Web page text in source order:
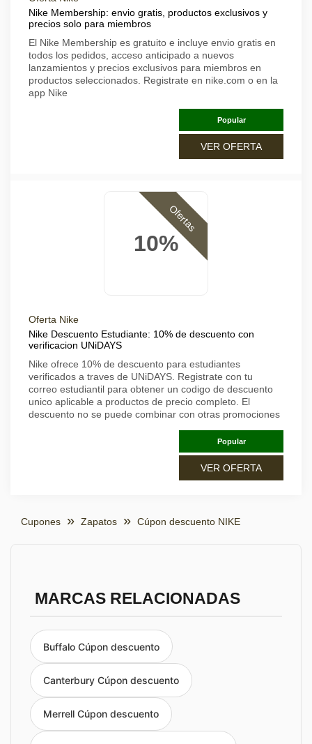
Nike Membership: envio gratis, productos exclusivos y
precios solo para miembros
El Nike Membership es gratuito e incluye envio gratis en
todos los pedidos, acceso anticipado a nuevos
lanzamientos y precios exclusivos para miembros en
productos seleccionados. Registrate en nike.com o en la
app Nike
Popular
VER OFERTA
10%
Ofertas
Oferta Nike
Nike Descuento Estudiante: 10% de descuento con
verificacion UNiDAYS
Nike ofrece 10% de descuento para estudiantes
verificados a traves de UNiDAYS. Registrate con tu
correo estudiantil para obtener un codigo de descuento
unico aplicable a productos de precio completo. El
descuento no se puede combinar con otras promociones
Popular
VER OFERTA
Cupones Zapatos Cúpon descuento NIKE
MARCAS RELACIONADAS
Buffalo Cúpon descuento
Canterbury Cúpon descuento
Merrell Cúpon descuento